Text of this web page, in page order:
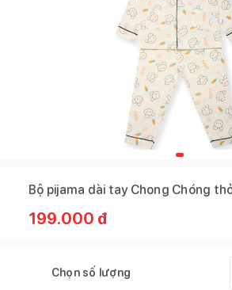
Bộ pijama dài tay Chong Chóng
199.000 đ
Chọn số lượng